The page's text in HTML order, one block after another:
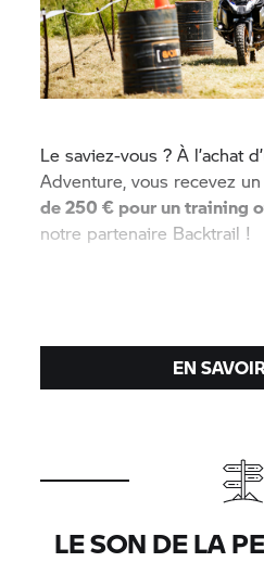
Le saviez-vous ? À l’achat
Adventure, vous recevez
de 250 € pour un training
notre partenaire Backtrail !
EN
LE SON DE LA